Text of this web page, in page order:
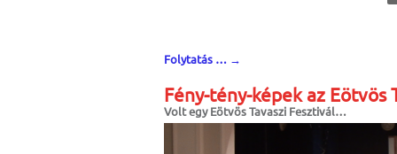
Folytatás … →
Fény-tény-képek az Eötvös
Volt egy Eötvös Tavaszi Fesztivál…